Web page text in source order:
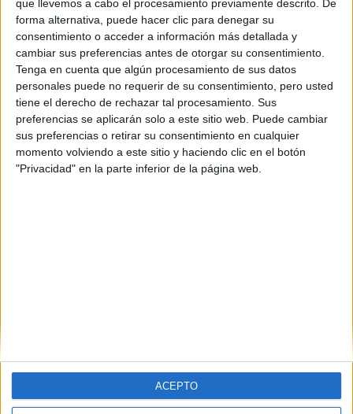
que llevemos a cabo el procesamiento previamente descrito. De
forma alternativa, puede hacer clic para denegar su
consentimiento o acceder a información más detallada y
cambiar sus preferencias antes de otorgar su consentimiento.
Tenga en cuenta que algún procesamiento de sus datos
personales puede no requerir de su consentimiento, pero usted
tiene el derecho de rechazar tal procesamiento. Sus
preferencias se aplicarán solo a este sitio web. Puede cambiar
sus preferencias o retirar su consentimiento en cualquier
momento volviendo a este sitio y haciendo clic en el botón
"Privacidad" en la parte inferior de la página web.
ACEPTO
Cáceres(1)
Cuenca(1)
Granada(3)
Girona(1)
Illes Balears(1)
León(1)
Lleida(2)
Madrid(3)
Málaga(2)
Murcia(3)
Navarra (3)